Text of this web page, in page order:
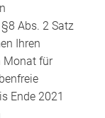
Abs. 2 Satz
Ihren
Monat für
Ende 2021